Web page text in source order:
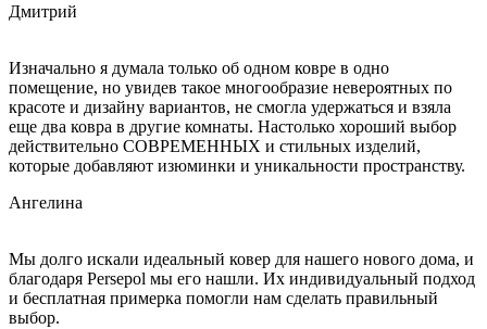
Дмитрий
Изначально я думала только об одном ковре в одно
помещение, но увидев такое многообразие невероятных по
красоте и дизайну вариантов, не смогла удержаться и взяла
еще два ковра в другие комнаты. Настолько хороший выбор
действительно СОВРЕМЕННЫХ и стильных изделий,
которые добавляют изюминки и уникальности пространству.
Ангелина
Мы долго искали идеальный ковер для нашего нового дома, и
благодаря Persepol мы его нашли. Их индивидуальный подход
и бесплатная примерка помогли нам сделать правильный
выбор.